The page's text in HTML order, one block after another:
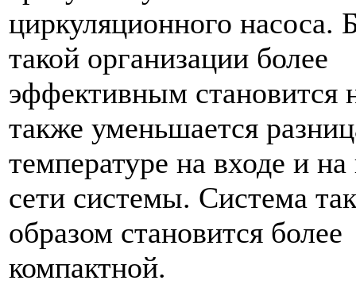
циркуляционного насоса.
такой организации более
эффективным становится
также уменьшается
температуре на входе и
сети системы. Система
образом становится более
компактной.